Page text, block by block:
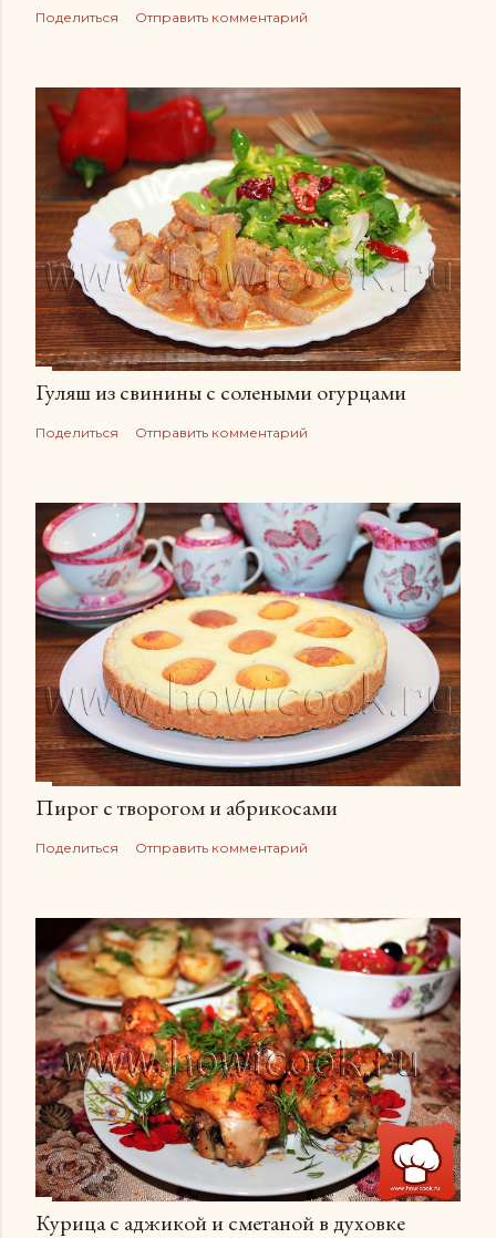
Поделиться Отправить комментарий
Гуляш из свинины с солеными огурцами
Поделиться Отправить комментарий
Пирог с творогом и абрикосами
Поделиться Отправить комментарий
Курица с аджикой и сметаной в духовке